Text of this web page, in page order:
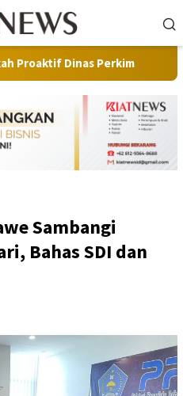
Perkim Pilot Project,
Sambangi
Bahas SDI dan